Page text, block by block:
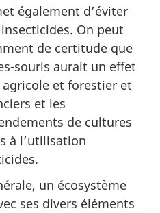
également d’éviter
On peut
de certitude que
souris aurait un effet
et forestier et
et les
de cultures
à l’utilisation
un écosystème
ses divers éléments